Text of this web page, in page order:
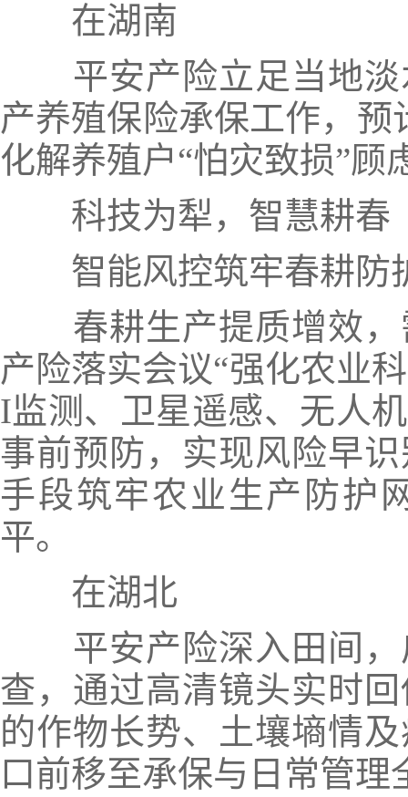
在湖南
平安产险立足当地
产养殖保险承保工作，
化解养殖户“怕灾致损”
科技为犁，智慧耕春
智能风控筑牢春耕防
春耕生产提质增效
产险落实会议“强化农业
I监测、卫星遥感、无人
事前预防，实现风险早
手段筑牢农业生产防护
平。
在湖北
平安产险深入田间
查，通过高清镜头实时
的作物长势、土壤墒情
口前移至承保与日常管理